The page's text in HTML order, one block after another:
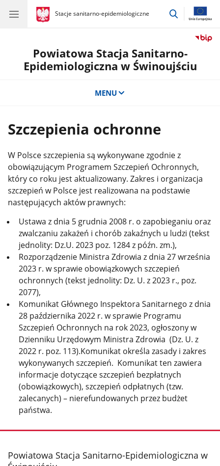
gov.pl
Stacje sanitarno-epidemiologiczne
gov.pl
Stacje
przejdź
Powiatowa Stacja Sanitarno-
Epidemiologiczna w Świnoujściu
MENU
Szczepienia ochronne
W Polsce szczepienia są wykonywane zgodnie z
obowiązującym Programem Szczepień Ochronnych,
który co roku jest aktualizowany. Zakres i organizacja
szczepień w Polsce jest realizowana na podstawie
następujących aktów prawnych:
Ustawa z dnia 5 grudnia 2008 r. o zapobieganiu oraz
zwalczaniu zakażeń i chorób zakaźnych u ludzi (tekst
jednolity: Dz.U. 2023 poz. 1284 z późn. zm.),
Rozporządzenie Ministra Zdrowia z dnia 27 września
2023 r. w sprawie obowiązkowych szczepień
ochronnych (tekst jednolity: Dz. U. z 2023 r., poz.
2077),
Komunikat Głównego Inspektora Sanitarnego z dnia
28 października 2022 r. w sprawie Programu
Szczepień Ochronnych na rok 2023, ogłoszony w
Dzienniku Urzędowym Ministra Zdrowia (Dz. U. z
2022 r. poz. 113).Komunikat określa zasady i zakres
wykonywanych szczepień. Komunikat ten zawiera
informacje dotyczące szczepień bezpłatnych
(obowiązkowych), szczepień odpłatnych (tzw.
zalecanych) – nierefundowanych przez budżet
państwa.
stopka
Powiatowa Stacja Sanitarno-Epidemiologiczna w